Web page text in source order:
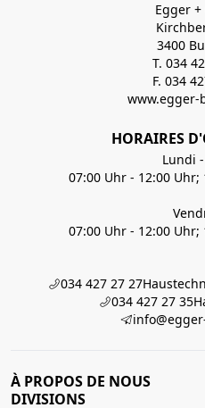
Egger +
3400
T. 034
F. 034
HORAIRES
Lundi
07:00 Uhr - 12:00
07:00 Uhr - 12:00
034 427 27 27
034 427 27 35
À PROPOS DE NOUS
DIVISIONS